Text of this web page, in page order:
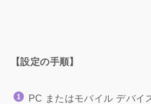
【設定の手順】
PC またはモバイル デバイ